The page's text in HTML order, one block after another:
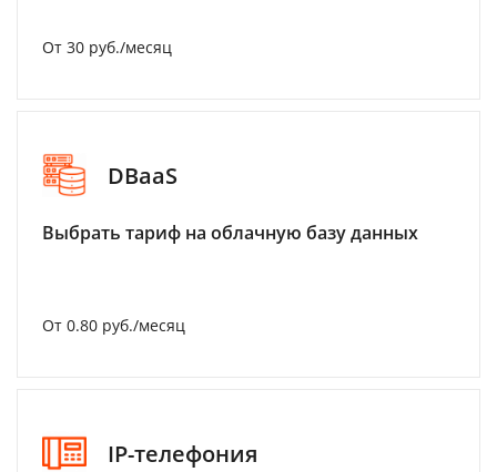
От 30 руб./месяц
DBaaS
Выбрать тариф на облачную базу данных
От 0.80 руб./месяц
IP-телефония